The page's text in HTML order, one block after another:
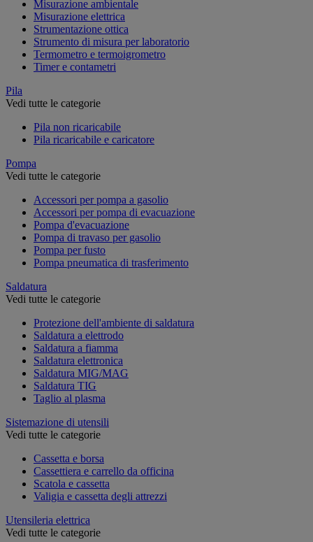
Misurazione ambientale
Misurazione elettrica
Strumentazione ottica
Strumento di misura per laboratorio
Termometro e termoigrometro
Timer e contametri
Pila
Vedi tutte le categorie
Pila non ricaricabile
Pila ricaricabile e caricatore
Pompa
Vedi tutte le categorie
Accessori per pompa a gasolio
Accessori per pompa di evacuazione
Pompa d'evacuazione
Pompa di travaso per gasolio
Pompa per fusto
Pompa pneumatica di trasferimento
Saldatura
Vedi tutte le categorie
Protezione dell'ambiente di saldatura
Saldatura a elettrodo
Saldatura a fiamma
Saldatura elettronica
Saldatura MIG/MAG
Saldatura TIG
Taglio al plasma
Sistemazione di utensili
Vedi tutte le categorie
Cassetta e borsa
Cassettiera e carrello da officina
Scatola e cassetta
Valigia e cassetta degli attrezzi
Utensileria elettrica
Vedi tutte le categorie